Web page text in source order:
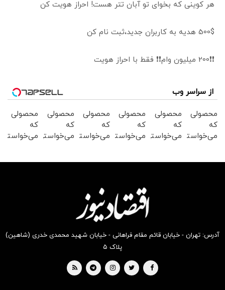
هر کوینی که بخوای تو آبان تتر هست! احراز هویت کن
500$ هدیه به کاربران جدید،ثبت نام کن
❗❗200 میلیون وام❗❗ فقط با احراز هویت
از سراسر وب
محصولی
که
می‌خواستی
محصولی
که
می‌خواستی
محصولی
که
می‌خواستی
بخر !
محصولی
که
می‌خواستی
بخر !
محصولی
که
می‌خواستی
محصولی
که
می‌خواستی
آدرس: تهران - خیابان قائم مقام فراهانی - خیابان شهید محمدی خدری (شاهین)
پلاک ۵